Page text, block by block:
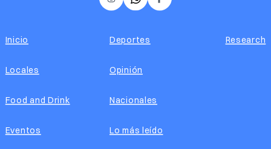
Facebook
Instagram
Inicio
Locales
Food and Drink
Eventos
Deportes
Opinión
Nacionales
Lo más leído
Research